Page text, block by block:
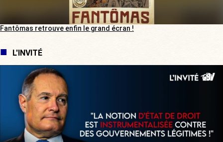
Fantômas retrouve enfin le grand écran !
L'INVITÉ